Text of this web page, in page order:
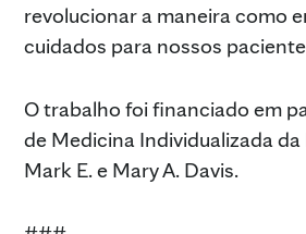
revolucionar a maneira como
cuidados para nossos
O trabalho foi financiado em
de Medicina Individualizada
Mark E. e Mary A. Davis.